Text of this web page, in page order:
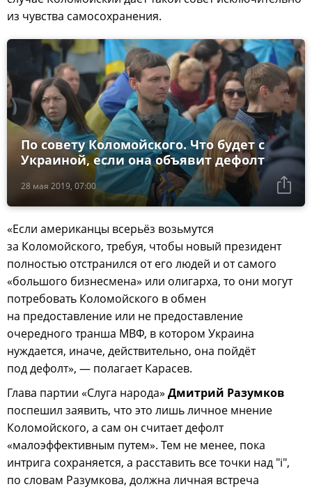
из чувства самосохранения.
28 мая 2019, 07:00
По совету Коломойского. Что будет с
Украиной, если она объявит дефолт
«Если американцы всерьёз возьмутся
за Коломойского, требуя, чтобы новый президент
полностью отстранился от его людей и от самого
«большого бизнесмена» или олигарха, то они могут
потребовать Коломойского в обмен
на предоставление или не предоставление
очередного транша МВФ, в котором Украина
нуждается, иначе, действительно, она пойдёт
под дефолт», — полагает Карасев.
Глава партии «Слуга народа» Дмитрий Разумков
поспешил заявить, что это лишь личное мнение
Коломойского, а сам он считает дефолт
«малоэффективным путем». Тем не менее, пока
интрига сохраняется, а расставить все точки над "i",
по словам Разумкова, должна личная встреча